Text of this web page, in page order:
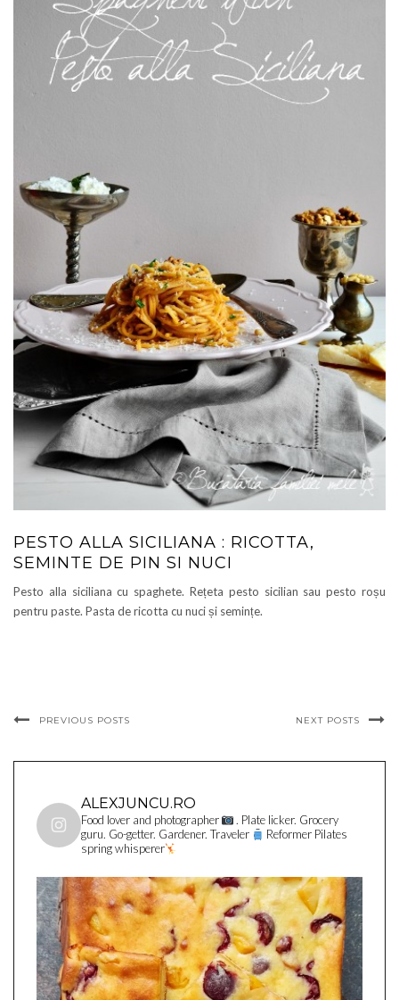
PESTO ALLA SICILIANA : RICOTTA,
SEMINTE DE PIN SI NUCI
Pesto alla siciliana cu spaghete. Rețeta pesto sicilian sau pesto roșu
pentru paste. Pasta de ricotta cu nuci și semințe.
PREVIOUS POSTS NEXT POSTS
ALEXJUNCU.RO
Food lover and photographer
. Plate licker. Grocery
guru. Go-getter. Gardener. Traveler
Reformer Pilates
spring whisperer